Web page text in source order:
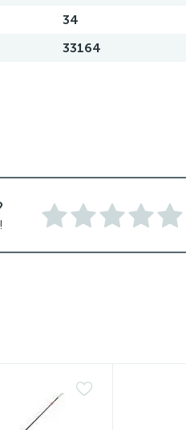
34
33164